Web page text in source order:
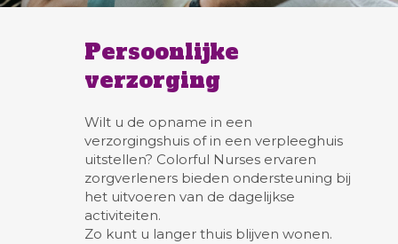
Persoonlijke
verzorging
Wilt u de opname in een
verzorgingshuis of in een verpleeghuis
uitstellen? Colorful Nurses ervaren
zorgverleners bieden ondersteuning bij
het uitvoeren van de dagelijkse
activiteiten.
Zo kunt u langer thuis blijven wonen.